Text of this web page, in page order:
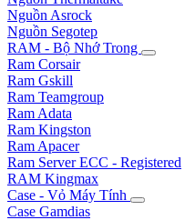
Nguồn Asrock
Nguồn Segotep
RAM - Bộ Nhớ Trong
Ram Corsair
Ram Gskill
Ram Teamgroup
Ram Adata
Ram Kingston
Ram Apacer
Ram Server ECC - Registered
RAM Kingmax
Case - Vỏ Máy Tính
Case Gamdias